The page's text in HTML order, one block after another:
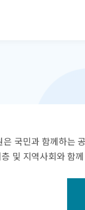
은 국민과 함께하는
및 지역사회와 함